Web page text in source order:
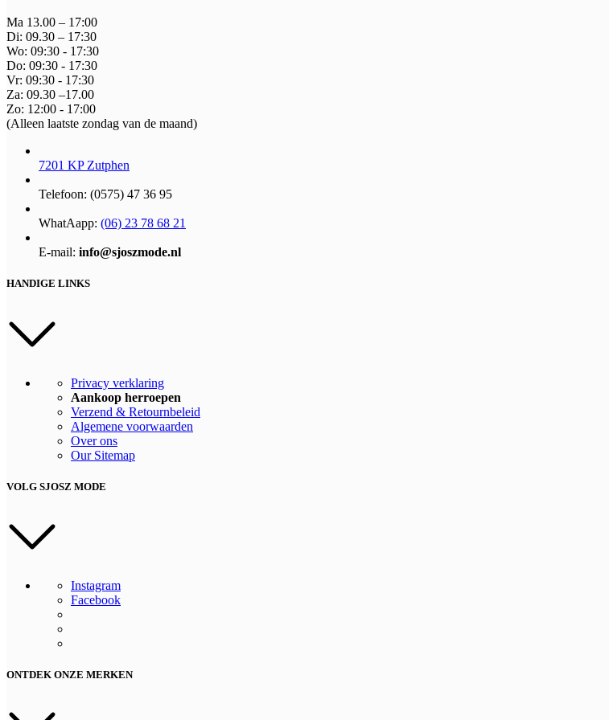
Ma 13.00 – 17:00
Di: 09.30 – 17:30
Wo: 09:30 - 17:30
Do: 09:30 - 17:30
Vr: 09:30 - 17:30
Za: 09.30 –17.00
Zo: 12:00 - 17:00
(Alleen laatste zondag van de maand)
7201 KP Zutphen
Telefoon: (0575) 47 36 95
WhatAapp: (06) 23 78 68 21
E-mail: info@sjoszmode.nl
HANDIGE LINKS
Privacy verklaring
Aankoop herroepen
Verzend & Retournbeleid
Algemene voorwaarden
Over ons
Our Sitemap
VOLG SJOSZ MODE
Instagram
Facebook
ONTDEK ONZE MERKEN